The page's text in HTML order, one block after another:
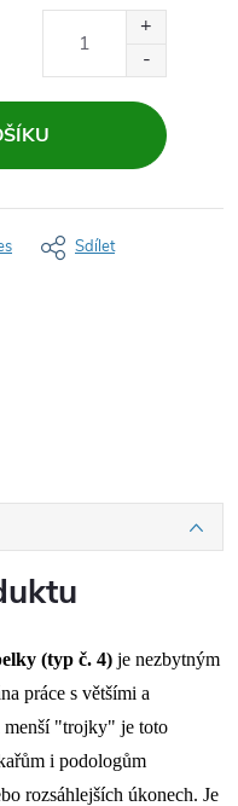
Sdílet
(typ č. 4) je nezbytným
práce s většími a
menší "trojky" je toto
i podologům
rozsáhlejších úkonech. Je